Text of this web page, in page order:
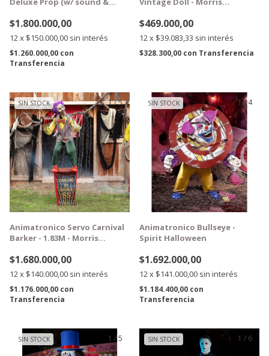
$1.800.000,00
12x $150.000,00 sin interés
$1.260.000,00 con
Transferencia
$469.000,00
12x $39.083,33 sin interés
$328.300,00 con Transferencia
1/5
SIN STOCK
GRATIS
Animatronico Servo Carnival
Barker - 1.83M - Morris
$1.680.000,00
12x $140.000,00 sin interés
$1.176.000,00 con
Transferencia
1/4
SIN STOCK
GRATIS
Animatronico Bullseye -
Spirit Halloween
$1.692.000,00
12x $141.000,00 sin interés
$1.184.400,00 con
Transferencia
1 /5
SIN STOCK
GRATIS
1 / 6
SIN STOCK